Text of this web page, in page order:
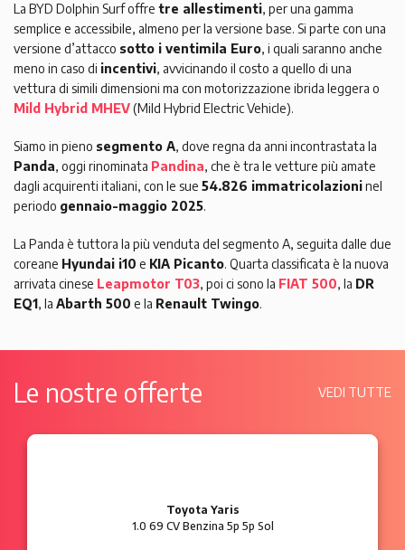
La BYD Dolphin Surf offre tre allestimenti, per una gamma
semplice e accessibile, almeno per la versione base. Si parte con una
versione d’attacco sotto i ventimila Euro, i quali saranno anche
meno in caso di incentivi, avvicinando il costo a quello di una
vettura di simili dimensioni ma con motorizzazione ibrida leggera o
Mild Hybrid MHEV(Mild Hybrid Electric Vehicle).
Siamo in pieno segmento A, dove regna da anni incontrastata la
Panda, oggi rinominata Pandina, che è tra le vetture più amate
dagli acquirenti italiani, con le sue 54.826 immatricolazioninel
periodo gennaio-maggio 2025.
La Panda è tuttora la più venduta del segmento A, seguita dalle due
coreane Hyundai i10 e KIA Picanto. Quarta classificata è la nuova
arrivata cinese Leapmotor T03, poi ci sono la FIAT 500, la DR
EQ1, la Abarth 500 e la Renault Twingo.
Le nostre offerte VEDI TUTTE
Ford Ka
1.2 8V 69 CV Benzina 3p Plus